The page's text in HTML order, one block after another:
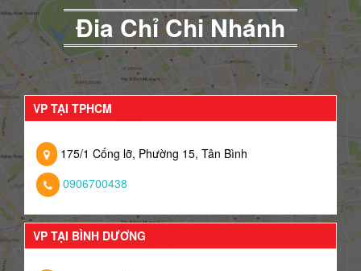
Đia Chỉ Chi Nhánh
VP TẠI TPHCM
175/1 Cống lỡ, Phường 15, Tân Bình
0906700438
VP TẠI BÌNH DƯƠNG